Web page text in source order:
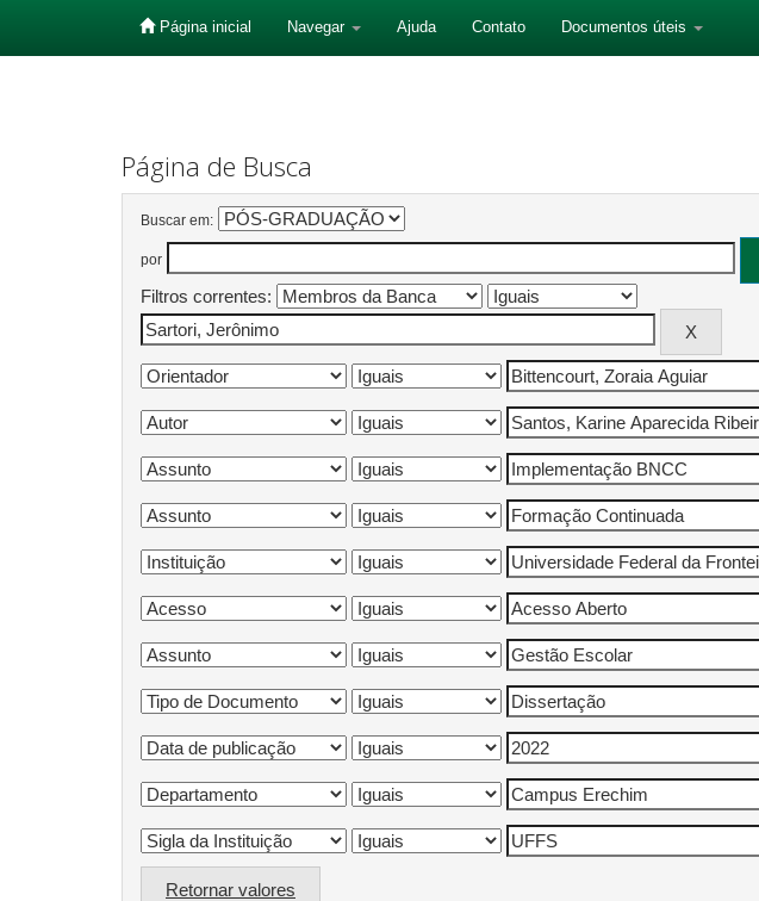
Página inicial Navegar Ajuda Contato Documentos úteis
Página de Busca
Buscar em:
por
Filtros correntes:
Retornar valores